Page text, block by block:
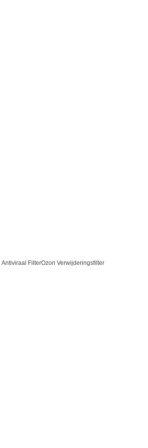
FilterOzon Verwijderingsfilter